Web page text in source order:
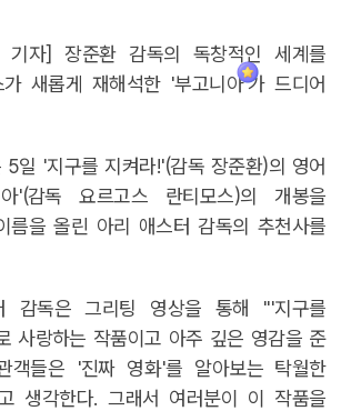
자] 장준환 감독의 독창적인 세계를
가 새롭게 재해석한 '부고니아'가 드디어
일 '지구를 지켜라!'(감독 장준환)의 영어
'(감독 요르고스 란티모스)의 개봉을
름을 올린 아리 애스터 감독의 추천사를
감독은 그리팅 영상을 통해 "'지구를
사랑하는 작품이고 아주 깊은 영감을 준
객들은 '진짜 영화'를 알아보는 탁월한
생각한다. 그래서 여러분이 이 작품을